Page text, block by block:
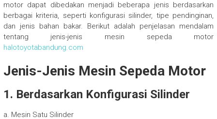
motor dapat dibedakan menjadi beberapa jenis berdasarkan
berbagai kriteria, seperti konfigurasi silinder, tipe pendinginan,
dan jenis bahan bakar. Berikut adalah penjelasan mendalam
tentang jenis-jenis mesin sepeda motor
halotoyotabandung.com
Jenis-Jenis Mesin Sepeda Motor
1. Berdasarkan Konfigurasi Silinder
a. Mesin Satu Silinder